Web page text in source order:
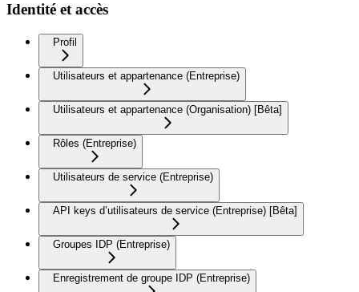
Identité et accès
Profil
Utilisateurs et appartenance (Entreprise)
Utilisateurs et appartenance (Organisation) [Bêta]
Rôles (Entreprise)
Utilisateurs de service (Entreprise)
API keys d’utilisateurs de service (Entreprise) [Bêta]
Groupes IDP (Entreprise)
Enregistrement de groupe IDP (Entreprise)